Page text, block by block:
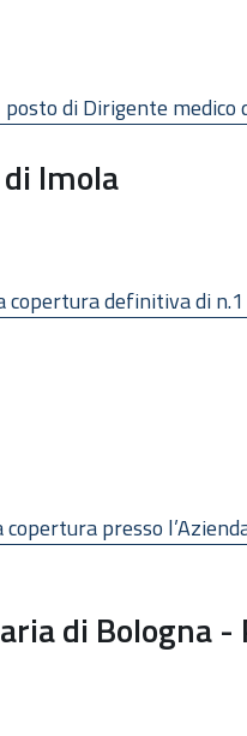
di Dirigente medico
Imola
definitiva di
presso
di Bologna